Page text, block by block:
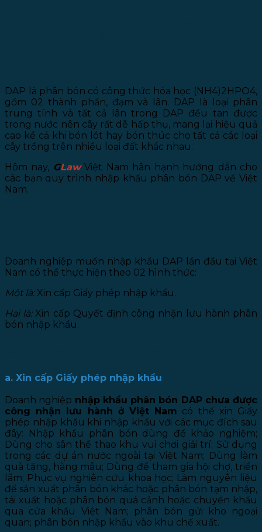
DAP là phân bón có công thức hóa học (NH4)2HPO4,
gồm 02 thành phần, đạm và lân. DAP là loại phân
trung tính và tất cả lân trong DAP đều tan được
trong nước nên cây rất dễ hấp thụ, mang lại hiệu quả
cao kể cả khi bón lót hay bón thúc cho tất cả các loại
cây trồng trên nhiều loại đất khác nhau.
Hôm nay, GLawViệt Nam hân hạnh hướng dẫn cho
các bạn quy trình nhập khẩu phân bón DAP về Việt
Nam.
Doanh nghiệp muốn nhập khẩu DAP lần đầu tại Việt
Nam có thể thực hiện theo 02 hình thức:
Một là:Xin cấp Giấy phép nhập khẩu.
Hai là:Xin cấp Quyết định công nhận lưu hành phân
bón nhập khẩu.
a. Xin cấp Giấy phép nhập khẩu
Doanh nghiệp nhập khẩu phân bón DAP chưa được
công nhận lưu hành ở Việt Nam có thể xin Giấy
phép nhập khẩu khi nhập khẩu với các mục đích sau
đây: Nhập khẩu phân bón dùng để khảo nghiệm;
Dùng cho sân thể thao khu vui chơi giải trí; Sử dụng
trong các dự án nước ngoài tại Việt Nam; Dùng làm
quà tặng, hàng mẫu; Dùng để tham gia hội chợ, triển
lãm; Phục vụ nghiên cứu khoa học; Làm nguyên liệu
để sản xuất phân bón khác hoặc phân bón tạm nhập,
tái xuất hoặc phân bón quá cảnh hoặc chuyển khẩu
qua cửa khẩu Việt Nam; phân bón gửi kho ngoại
quan; phân bón nhập khẩu vào khu chế xuất.